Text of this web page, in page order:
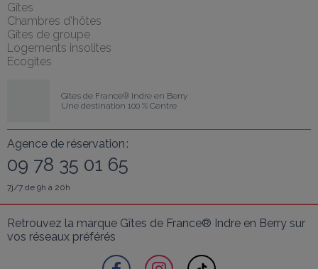
Gîtes
Chambres d'hôtes
Gîtes de groupe
Logements insolites
Ecogîtes
Gîtes de France® Indre en Berry
Une destination 100 % Centre
Agence de réservation :
09 78 35 01 65
7j/7 de 9h à 20h
Retrouvez la marque Gîtes de France® Indre en Berry sur
vos réseaux préférés